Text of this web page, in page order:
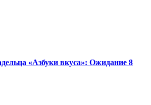
«Азбуки вкуса»: Ожидание 8